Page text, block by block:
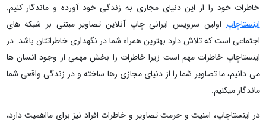
خاطرات خود را از این دنیای مجازی به زندگی خود آورده و ماندگار کنیم.
اینستاچاپاولین سرویس ایرانی چاپ آنلاین تصاویر مبتنی بر شبکه های
اجتماعی است که تلاش دارد بهترین همراه شما در نگهداری خاطراتتان باشد. در
اینستاچاپ خاطرات مهم است زیرا خاطرات را بخش مهمی از وجود انسان ها
می دانیم، ما تصاویر شما را از دنیای مجازی رها ساخته و در زندگی واقعی شما
ماندگار میکنیم.
در اینستاچاپ، امنیت و حرمت تصاویر و خاطرات افراد نیز برای مااهمیت دارد،